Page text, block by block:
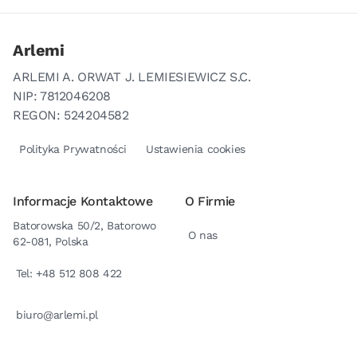
Arlemi
ARLEMI A. ORWAT J. LEMIESIEWICZ S.C.
NIP: 7812046208
REGON: 524204582
Polityka Prywatności Ustawienia cookies
Informacje Kontaktowe
Batorowska 50/2, Batorowo
62-081, Polska
Tel: +48 512 808 422
biuro@arlemi.pl
O Firmie
O nas